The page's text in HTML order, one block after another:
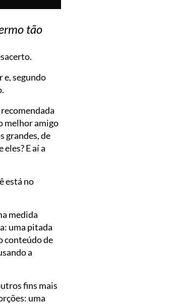
tão
e, segundo
melhor amigo
grandes, de
E aí a
está no
medida
uma pitada
conteúdo de
a
fins mais
uma